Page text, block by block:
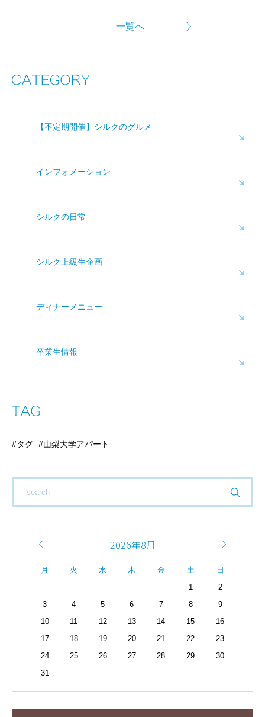
一覧へ
【不定期開催】シルクのグルメ
インフォメーション
シルクの日常
シルク上級生企画
ディナーメニュー
卒業生情報
タグ 山梨大学アパート
2026年8月
月 火 水 木 金 土
日
1
2
3
4 5 6 7 8
9
10
11 12 13 14 15
16
17
18 19 20 21 22
23
24
25 26 27 28 29
30
31